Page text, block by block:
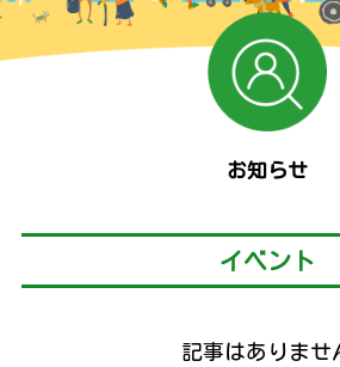
お知らせ
イベント
記事はありませ